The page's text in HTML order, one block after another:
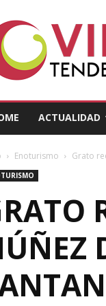
ACTUALIDAD
Enoturismo Grato